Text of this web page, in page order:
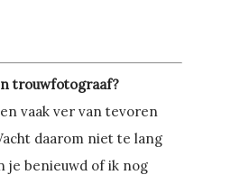
trouwfotograaf?
vaak ver van tevoren
daarom niet te lang
je benieuwd of ik nog